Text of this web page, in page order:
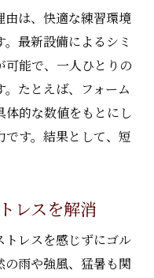
は、快適な練習環境
最新設備によるシミ
可能で、一人ひとりの
たとえば、フォーム
体的な数値をもとにし
す。結果として、短
レスを解消
トレスを感じずにゴル
の雨や強風、猛暑も関